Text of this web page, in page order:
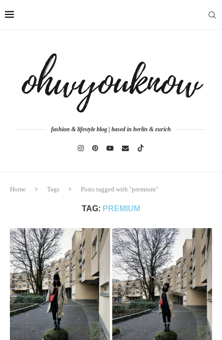
fashion & lifestyle blog | based in berlin & zurich
Home Tags Posts tagged with "premium"
TAG: PREMIUM